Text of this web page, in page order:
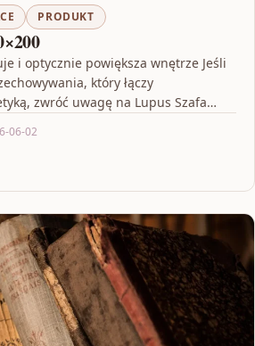
PRODUKT
i optycznie powiększa wnętrze Jeśli
który łączy
zwróć uwagę na Lupus Szafa
06-02